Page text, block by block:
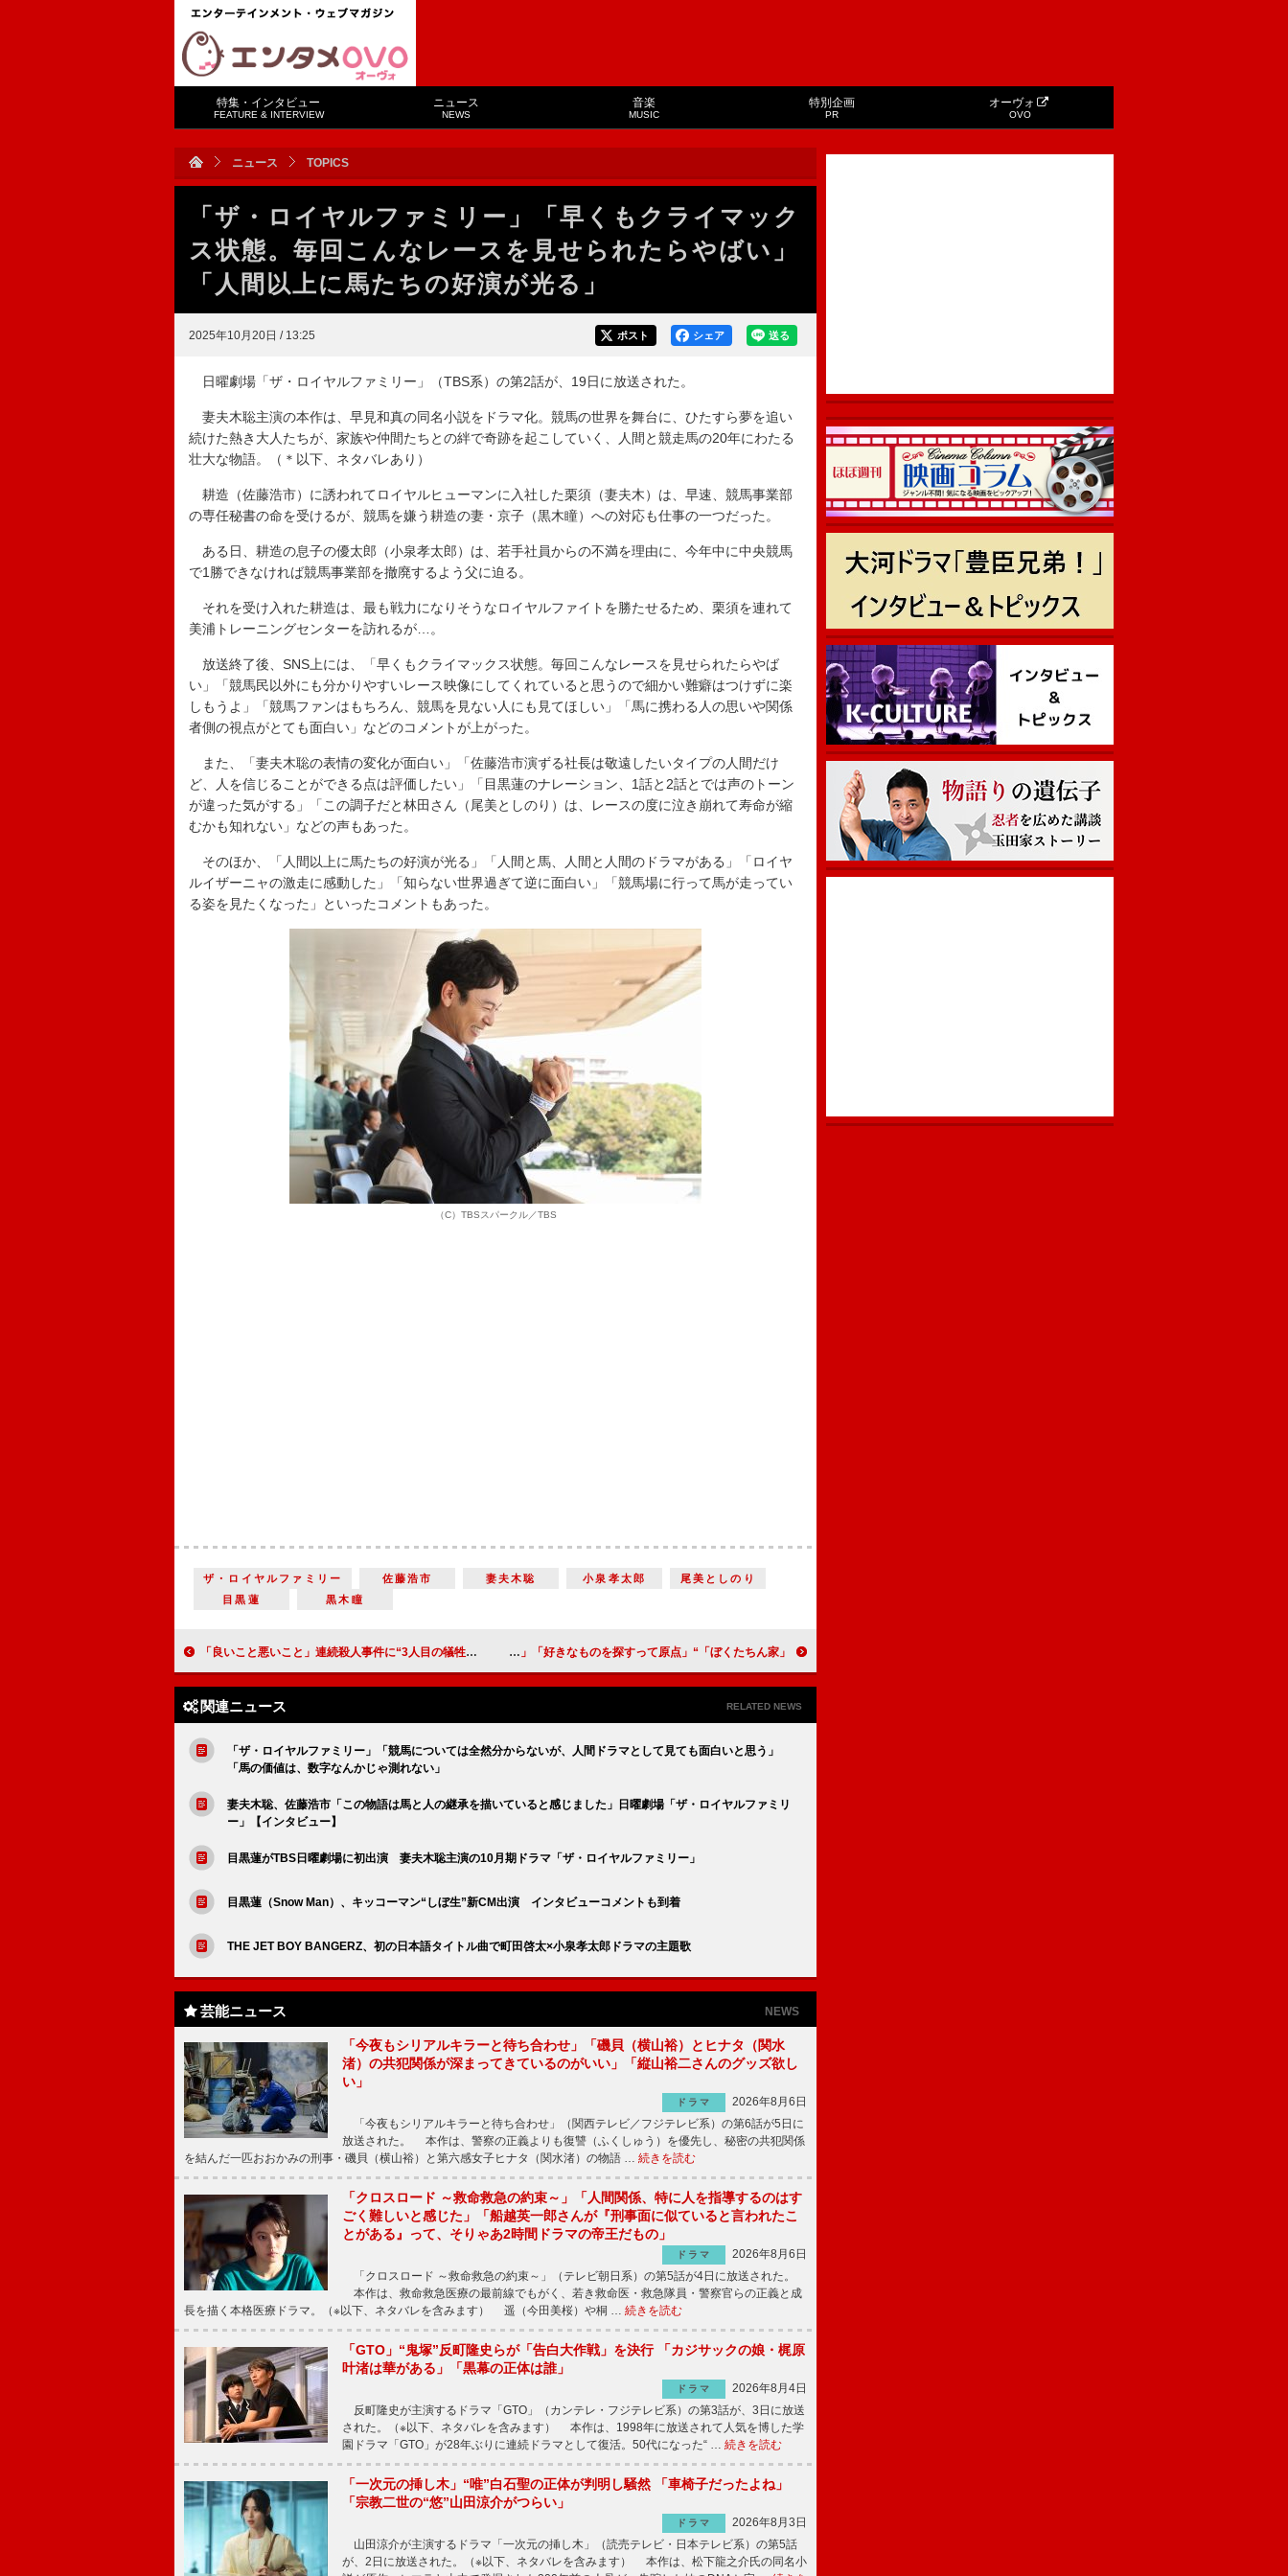
特集・インタビュー
FEATURE & INTERVIEW
ニュース
NEWS
音楽
MUSIC
特別企画
PR
オーヴォ
OVO
ニュース TOPICS
「ザ・ロイヤルファミリー」「早くもクライマック
ス状態。毎回こんなレースを見せられたらやばい」
「人間以上に馬たちの好演が光る」
2025年10月20日 / 13:25 送る
シェア
ポスト
日曜劇場「ザ・ロイヤルファミリー」（TBS系）の第2話が、19日に放送された。
妻夫木聡主演の本作は、早見和真の同名小説をドラマ化。競馬の世界を舞台に、ひたすら夢を追い
続けた熱き大人たちが、家族や仲間たちとの絆で奇跡を起こしていく、人間と競走馬の20年にわたる
壮大な物語。（＊以下、ネタバレあり）
耕造（佐藤浩市）に誘われてロイヤルヒューマンに入社した栗須（妻夫木）は、早速、競馬事業部
の専任秘書の命を受けるが、競馬を嫌う耕造の妻・京子（黒木瞳）への対応も仕事の一つだった。
ある日、耕造の息子の優太郎（小泉孝太郎）は、若手社員からの不満を理由に、今年中に中央競馬
で1勝できなければ競馬事業部を撤廃するよう父に迫る。
それを受け入れた耕造は、最も戦力になりそうなロイヤルファイトを勝たせるため、栗須を連れて
美浦トレーニングセンターを訪れるが…。
放送終了後、SNS上には、「早くもクライマックス状態。毎回こんなレースを見せられたらやば
い」「競馬民以外にも分かりやすいレース映像にしてくれていると思うので細かい難癖はつけずに楽
しもうよ」「競馬ファンはもちろん、競馬を見ない人にも見てほしい」「馬に携わる人の思いや関係
者側の視点がとても面白い」などのコメントが上がった。
また、「妻夫木聡の表情の変化が面白い」「佐藤浩市演ずる社長は敬遠したいタイプの人間だけ
ど、人を信じることができる点は評価したい」「目黒蓮のナレーション、1話と2話とでは声のトーン
が違った気がする」「この調子だと林田さん（尾美としのり）は、レースの度に泣き崩れて寿命が縮
むかも知れない」などの声もあった。
そのほか、「人間以上に馬たちの好演が光る」「人間と馬、人間と人間のドラマがある」「ロイヤ
ルイザーニャの激走に感動した」「知らない世界過ぎて逆に面白い」「競馬場に行って馬が走ってい
る姿を見たくなった」といったコメントもあった。
（C）TBSスパークル／TBS
ザ・ロイヤルファミリー 佐藤浩市 妻夫木聡 小泉孝太郎
尾美としのり
目黒蓮
黒木瞳
「良いこと悪いこと」連続殺人事件に“3人目の犠牲者”が… “ターボー”森本慎太郎の登場に「怪し過ぎる」「まだ生きてほしい」 「ぼくたちん家」“玄一”及川光博が「父親」になろうと思った理由に反響 「玄一の言葉が胸に響いて泣いた」「好きなものを探すって原点」
関連ニュース RELATED NEWS
「ザ・ロイヤルファミリー」「競馬については全然分からないが、人間ドラマとして見ても面白いと思う」
「馬の価値は、数字なんかじゃ測れない」
妻夫木聡、佐藤浩市「この物語は馬と人の継承を描いていると感じました」日曜劇場「ザ・ロイヤルファミリ
ー」【インタビュー】
目黒蓮がTBS日曜劇場に初出演 妻夫木聡主演の10月期ドラマ「ザ・ロイヤルファミリー」
目黒蓮（Snow Man）、キッコーマン“しぼ生”新CM出演 インタビューコメントも到着
THE JET BOY BANGERZ、初の日本語タイトル曲で町田啓太×小泉孝太郎ドラマの主題歌
芸能ニュース NEWS
「今夜もシリアルキラーと待ち合わせ」「磯貝（横山裕）とヒナタ（関水
渚）の共犯関係が深まってきているのがいい」「縦山裕二さんのグッズ欲し
い」
ドラマ
2026年8月6日
「今夜もシリアルキラーと待ち合わせ」（関西テレビ／フジテレビ系）の第6話が5日に
放送された。 本作は、警察の正義よりも復讐（ふくしゅう）を優先し、秘密の共犯関係
を結んだ一匹おおかみの刑事・磯貝（横山裕）と第六感女子ヒナタ（関水渚）の物語 … 続きを読む
「クロスロード ～救命救急の約束～」「人間関係、特に人を指導するのはす
ごく難しいと感じた」「船越英一郎さんが『刑事面に似ていると言われたこ
とがある』って、そりゃあ2時間ドラマの帝王だもの」
ドラマ
2026年8月6日
「クロスロード ～救命救急の約束～」（テレビ朝日系）の第5話が4日に放送された。
本作は、救命救急医療の最前線でもがく、若き救命医・救急隊員・警察官らの正義と成
長を描く本格医療ドラマ。（※以下、ネタバレを含みます） 遥（今田美桜）や桐 … 続きを読む
「GTO」“鬼塚”反町隆史らが「告白大作戦」を決行 「カジサックの娘・梶原
叶渚は華がある」「黒幕の正体は誰」
ドラマ
2026年8月4日
反町隆史が主演するドラマ「GTO」（カンテレ・フジテレビ系）の第3話が、3日に放送
された。（※以下、ネタバレを含みます） 本作は、1998年に放送されて人気を博した学
園ドラマ「GTO」が28年ぶりに連続ドラマとして復活。50代になった“ … 続きを読む
「一次元の挿し木」“唯”白石聖の正体が判明し騒然 「車椅子だったよね」
「宗教二世の“悠”山田涼介がつらい」
ドラマ
2026年8月3日
山田涼介が主演するドラマ「一次元の挿し木」（読売テレビ・日本テレビ系）の第5話
が、2日に放送された。（※以下、ネタバレを含みます） 本作は、松下龍之介氏の同名小